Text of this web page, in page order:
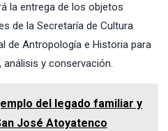
la entrega de los objetos
de la Secretaría de Cultura
de Antropología e Historia para
y conservación.
del legado familiar y
José Atoyatenco